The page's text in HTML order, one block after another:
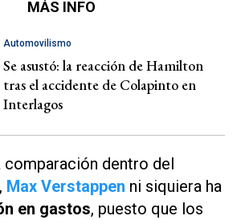
MÁS INFO
Automovilismo
Se asustó: la reacción de Hamilton
tras el accidente de Colapinto en
Interlagos
comparación dentro del
Max Verstappen ni siquiera ha
en gastos, puesto que los